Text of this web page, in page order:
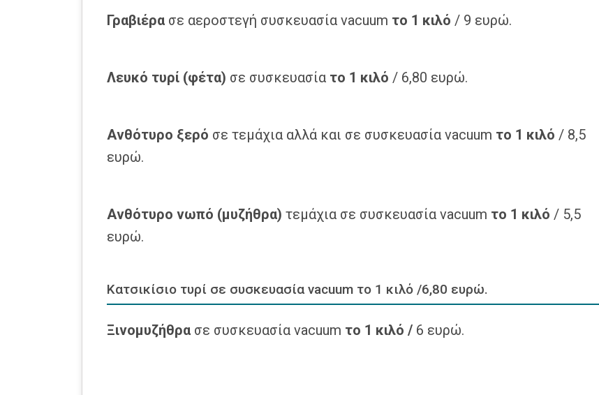
Γραβιέρα σε αεροστεγή συσκευασία vacuum το 1 κιλό / 9 ευρώ.
Λευκό τυρί (φέτα) σε συσκευασία το 1 κιλό / 6,80 ευρώ.
Ανθότυρο ξερό σε τεμάχια αλλά και σε συσκευασία vacuum το 1 κιλό / 8,5
ευρώ.
Ανθότυρο νωπό (μυζήθρα) τεμάχια σε συσκευασία vacuum το 1 κιλό / 5,5
ευρώ.
Κατσικίσιο τυρί σε συσκευασία vacuum το 1 κιλό /6,80 ευρώ.
Ξινομυζήθρα σε συσκευασία vacuum το 1 κιλό / 6 ευρώ.